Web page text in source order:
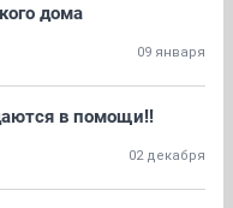
дома
09 января
в помощи!!
02 декабря